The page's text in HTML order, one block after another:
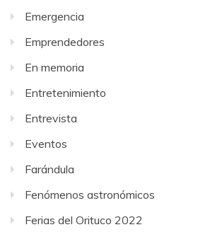
Emergencia
Emprendedores
En memoria
Entretenimiento
Entrevista
Eventos
Farándula
Fenómenos astronómicos
Ferias del Orituco 2022